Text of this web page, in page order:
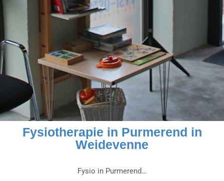
Fysiotherapie in Purmerend in
Weidevenne
Fysio in Purmerend…